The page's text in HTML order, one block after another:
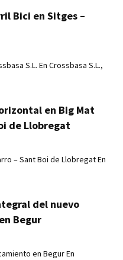
Bici en Sitges –
S.L. En Crossbasa S.L.,
en Big Mat
de Llobregat
– Sant Boi de Llobregat En
del nuevo
Begur
en Begur En